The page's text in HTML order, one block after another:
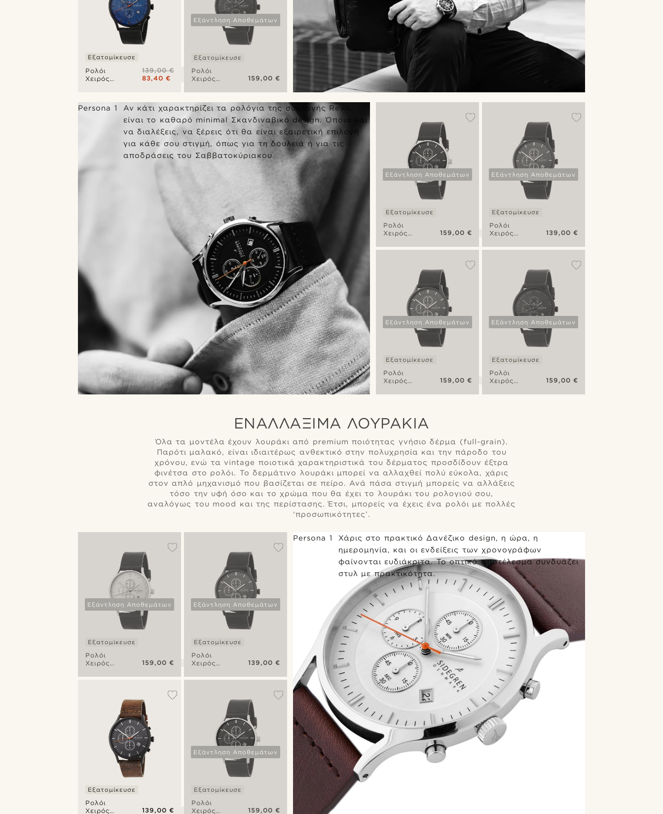
Ρολόι
Χειρός
Chronograph
Εξατομίκευσε
139,00 €
83,40 €
Εξάντληση Αποθεμάτων
Ρολόι
Χειρός
Chronograph
Εξατομίκευσε
159,00 €
Persona 1
Αν κάτι χαρακτηρίζει τα ρολόγια της συλλογής Revil,
είναι το καθαρό minimal Σκανδιναβικό design. Όποιο και
να διαλέξεις, να ξέρεις ότι θα είναι εξαιρετική επιλογή
για κάθε σου στιγμή, όπως για τη δουλειά ή για τις
αποδράσεις του Σαββατοκύριακου.
Εξάντληση Αποθεμάτων
Ρολόι
Χειρός
Revil
Εξατομίκευσε
159,00 €
Εξάντληση Αποθεμάτων
Ρολόι
Χειρός
Revil
Εξατομίκευσε
159,00 €
Εξάντληση Αποθεμάτων
Ρολόι
Χειρός
Revil
Εξατομίκευσε
139,00 €
Εξάντληση Αποθεμάτων
Ρολόι
Χειρός
Revil
Εξατομίκευσε
159,00 €
ΕΝΑΛΛΆΞΙΜΑ ΛΟΥΡΆΚΙΑ
Όλα τα μοντέλα έχουν λουράκι από premium ποιότητας γνήσιο δέρμα (full-grain).
Παρότι μαλακό, είναι ιδιαιτέρως ανθεκτικό στην πολυχρησία και την πάροδο του
χρόνου, ενώ τα vintage ποιοτικά χαρακτηριστικά του δέρματος προσδίδουν έξτρα
φινέτσα στο ρολόι. Το δερμάτινο λουράκι μπορεί να αλλαχθεί πολύ εύκολα, χάρις
στον απλό μηχανισμό που βασίζεται σε πείρο. Ανά πάσα στιγμή μπορείς να αλλάξεις
τόσο την υφή όσο και το χρώμα που θα έχει το λουράκι του ρολογιού σου,
αναλόγως του mood και της περίστασης. Έτσι, μπορείς να έχεις ένα ρολόι με πολλές
‘προσωπικότητες’.
Persona 1
Χάρις στο πρακτικό Δανέζικο design, η ώρα, η
ημερομηνία, και οι ενδείξεις των χρονογράφων
φαίνονται ευδιάκριτα. Το οπτικό αποτέλεσμα συνδυάζει
στυλ με πρακτικότητα.
Εξάντληση Αποθεμάτων
Ρολόι
Χειρός
Revil
Εξατομίκευσε
159,00 €
Ρολόι
Χειρός
Εξατομίκευσε
139,00 €
Εξάντληση Αποθεμάτων
Ρολόι
Χειρός
Revil
Εξατομίκευσε
139,00 €
Εξάντληση Αποθεμάτων
Ρολόι
Χειρός
Εξατομίκευσε
159,00 €